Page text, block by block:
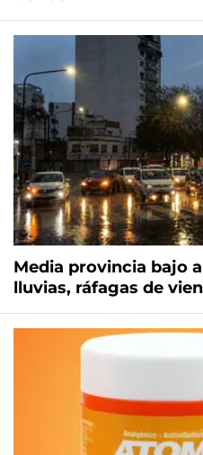
Media provincia bajo
lluvias, ráfagas de